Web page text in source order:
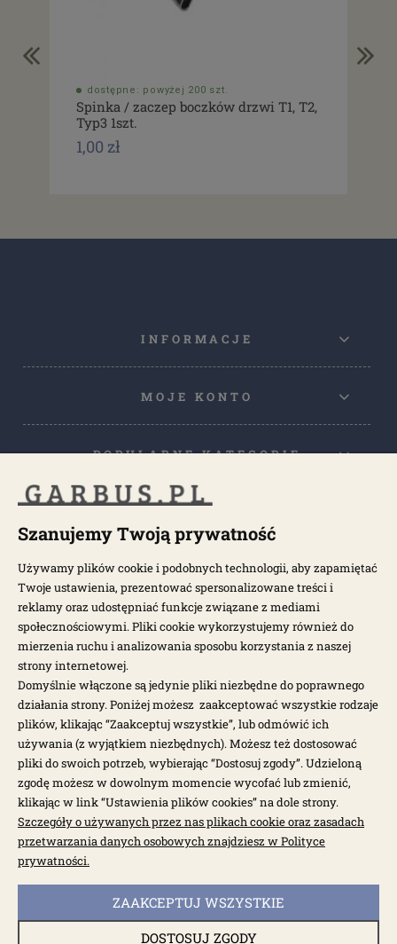
dostępne: powyżej 200 szt.
Spinka / zaczep boczków drzwi T1, T2,
Typ3 1szt.
1,00 zł
INFORMACJE
MOJE KONTO
POPULARNE KATEGORIE
NEWSLETTER
Otrzymuj najnowsze wiadomości i oferty bezpośrednio na swoją
pocztę.
ZAPISZ SIĘ >
Garbus.pl © 2026
powered by:
Szanujemy Twoją prywatność
Używamy plików cookie i podobnych technologii, aby zapamiętać
Twoje ustawienia, prezentować spersonalizowane treści i
reklamy oraz udostępniać funkcje związane z mediami
społecznościowymi. Pliki cookie wykorzystujemy również do
mierzenia ruchu i analizowania sposobu korzystania z naszej
strony internetowej.
Domyślnie włączone są jedynie pliki niezbędne do poprawnego
działania strony. Poniżej możesz zaakceptować wszystkie rodzaje
plików, klikając “Zaakceptuj wszystkie”, lub odmówić ich
używania (z wyjątkiem niezbędnych). Możesz też dostosować
pliki do swoich potrzeb, wybierając “Dostosuj zgody”. Udzieloną
zgodę możesz w dowolnym momencie wycofać lub zmienić,
klikając w link “Ustawienia plików cookies” na dole strony.
Szczegóły o używanych przez nas plikach cookie oraz zasadach
przetwarzania danych osobowych znajdziesz w Polityce
prywatności.
DOSTOSUJ ZGODY
ZAAKCEPTUJ WSZYSTKIE